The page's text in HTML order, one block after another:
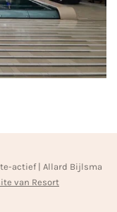
actief | Allard Bijlsma
van Resort